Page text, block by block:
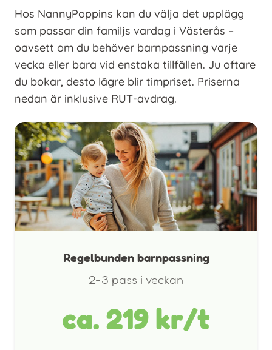
Hos NannyPoppins kan du välja det upplägg
som passar din familjs vardag i Västerås –
oavsett om du behöver barnpassning varje
vecka eller bara vid enstaka tillfällen. Ju oftare
du bokar, desto lägre blir timpriset. Priserna
nedan är inklusive RUT-avdrag.
Regelbunden barnpassning
2-3 pass i veckan
ca. 219 kr/t